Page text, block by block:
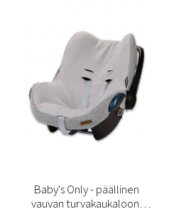
Baby's Only - päällinen
vauvan turvakaukaloon,